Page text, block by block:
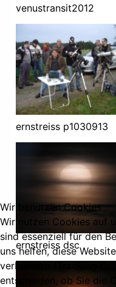
venustransit2012
ernstreiss p1030913
ernstreiss dsc
Wir benutzen Cookies
Wir nutzen Cookies auf
sind essenziell für den
uns helfen, diese
verbessern (Tracking
entscheiden, ob Sie die